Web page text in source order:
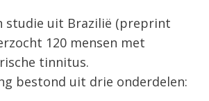
studie uit Brazilië (preprint
120 mensen met
tinnitus.
bestond uit drie onderdelen: